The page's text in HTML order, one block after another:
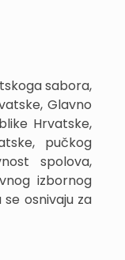
sabora,
Glavno
Hrvatske,
pučkog
spolova,
izbornog
osnivaju za